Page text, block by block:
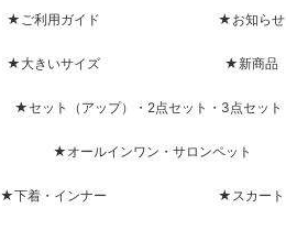
★ご利用ガイド ★お知らせ
★大きいサイズ ★新商品
★セット（アップ）・2点セット・3点セット
★オールインワン・サロンペット
★下着・インナー ★スカート